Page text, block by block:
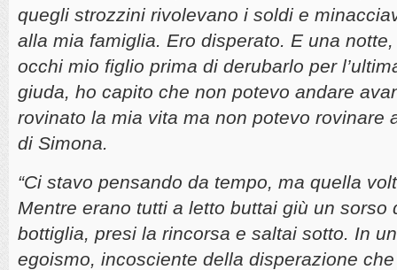
quegli strozzini rivolevano i soldi e
alla mia famiglia. Ero disperato. E una
occhi mio figlio prima di derubarlo per
giuda, ho capito che non potevo andare
rovinato la mia vita ma non potevo rovinare
di Simona.
“Ci stavo pensando da tempo, ma quella
Mentre erano tutti a letto buttai giù un sorso
bottiglia, presi la rincorsa e saltai sotto. In
egoismo, incosciente della disperazione